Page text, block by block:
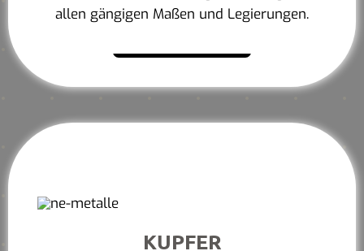
allen gängigen Maßen und Legierungen.
KUPFER